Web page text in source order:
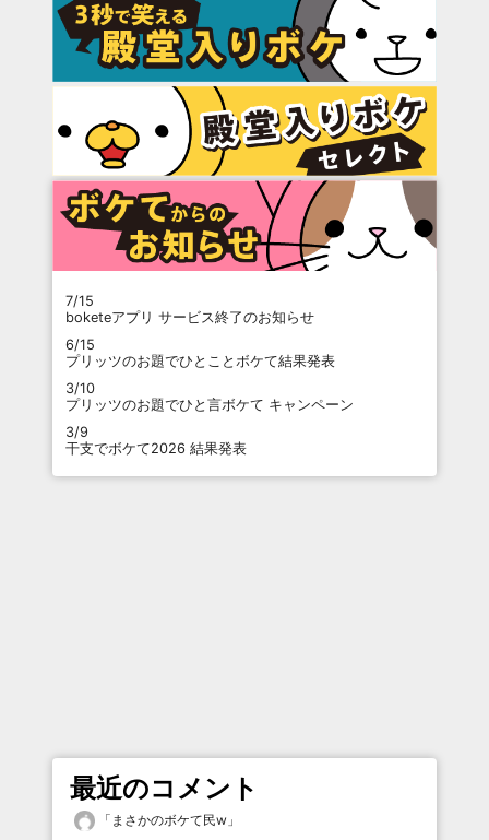
7/15
boketeアプリ サービス終了のお知らせ
6/15
プリッツのお題でひとことボケて結果発表
3/10
プリッツのお題でひと言ボケて キャンペーン
3/9
干支でボケて2026 結果発表
最近のコメント
「 まさかのボケて民w 」